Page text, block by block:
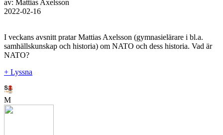
av: Mattias Axelsson
2022-02-16
I veckans avsnitt pratar Mattias Axelsson (gymnasielärare i bl.a.
samhällskunskap och historia) om NATO och dess historia. Vad är
NATO?
+ Lyssna
M